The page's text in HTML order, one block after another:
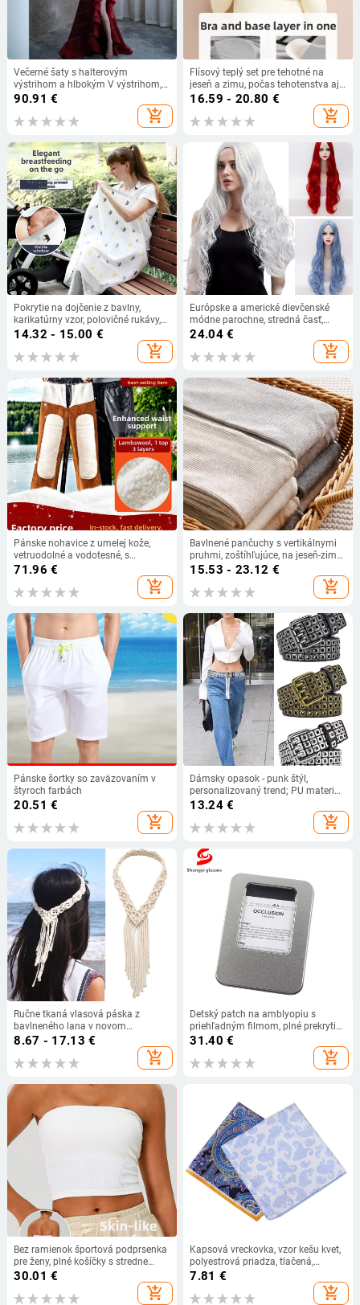
Večerné šaty s halterovým
výstrihom a hlbokým V výstrihom,
bez rukávov, polyesterová tkanina,
90.91 €
add_shopping_cart
Flísový teplý set pre tehotné na
jeseň a zimu, počas tehotenstva aj
po pôrode
16.59 - 20.80 €
add_shopping_cart
Pokrytie na dojčenie z bavlny,
karikatúrny vzor, polovičné rukávy,
95% bavlna
14.32 - 15.00 €
add_shopping_cart
Európske a americké dievčenské
módne parochne, stredná časť,
biela, červená, modrá, dlhé kučeravé
syntetické parochne, stredná časť,
dlhé kučeravé vlasy
24.04€
add_shopping_cart
Pánske nohavice z umelej kože,
vetruodolné a vodotesné, s
fleecovou podšívkou, hrubé, na
jazdu na motocykli a donášku jedla,
úzky strih
71.96 €
add_shopping_cart
Bavlnené pančuchy s vertikálnymi
pruhmi, zoštíhľujúce, na jeseň-zimu,
ľahká kompresia, farba ovseno-
15.53 - 23.12 €
add_shopping_cart
Pánske šortky so zaväzovaním v
štyroch farbách
20.51 €
add_shopping_cart
Dámsky opasok - punk štýl,
personalizovaný trend; PU materiál;
spona zliatiny; zapínanie: kolík;
perforované vzory
13.24€
add_shopping_cart
Ručne tkaná vlasová páska z
bavlneného lana v novom
bohémskom štýle, doplnky do
vlasov v severských svadobných
šatách, zdroj Amazon
8.67 - 17.13 €
add_shopping_cart
Detský patch na amblyopiu s
priehľadným filmom, plné prekrytie
jedného oka
31.40 €
add_shopping_cart
Bez ramienok športová podprsenka
pre ženy, plné košíčky s stredne
tvarovanými košíčkami,
spandex 10% podšívka
30.01 €
add_shopping_cart
Kapsová vreckovka, vzor kešu kvet,
polyestrová priadza, tlačená,
voľnočasový štýl
7.81 €
add_shopping_cart